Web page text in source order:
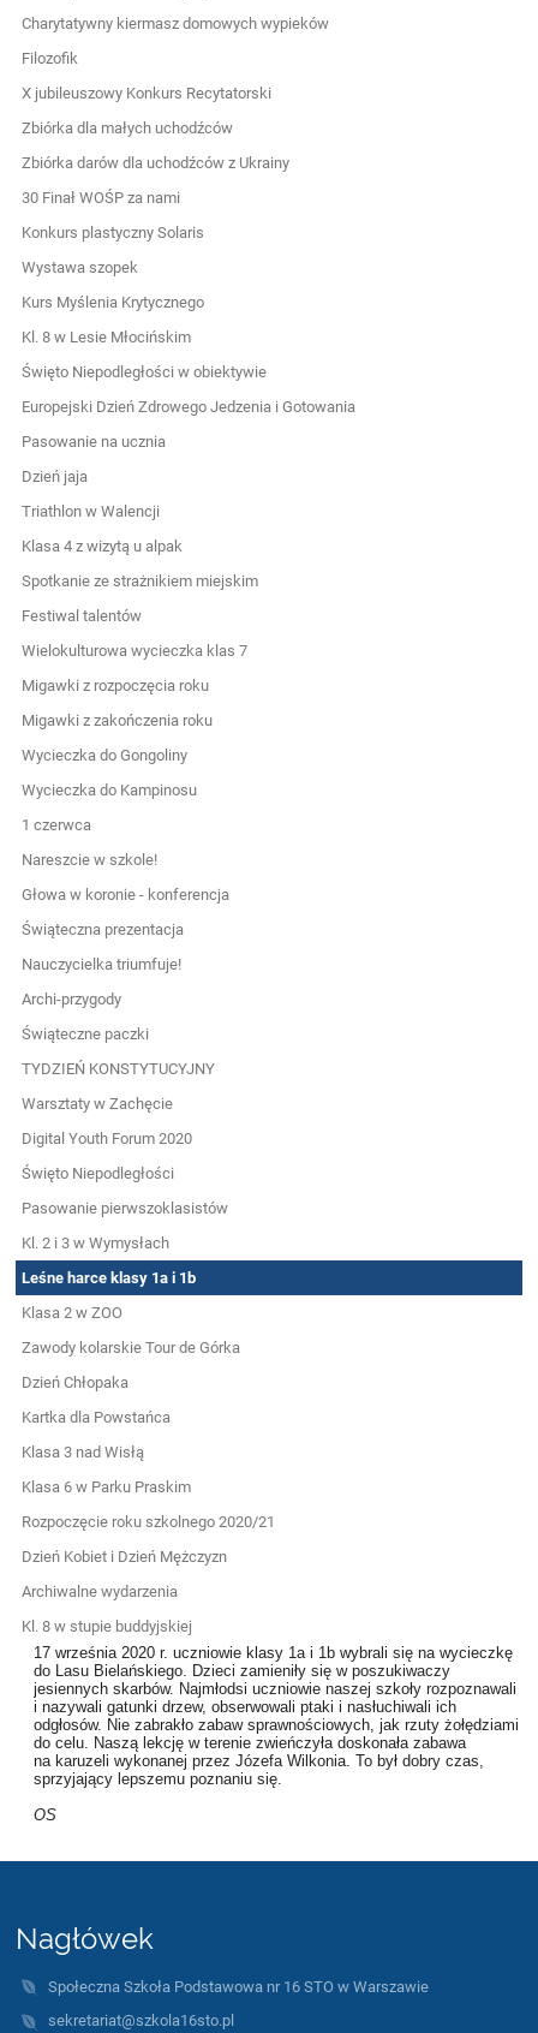
Charytatywny kiermasz domowych wypieków
Filozofik
X jubileuszowy Konkurs Recytatorski
Zbiórka dla małych uchodźców
Zbiórka darów dla uchodźców z Ukrainy
30 Finał WOŚP za nami
Konkurs plastyczny Solaris
Wystawa szopek
Kurs Myślenia Krytycznego
Kl. 8 w Lesie Młocińskim
Święto Niepodległości w obiektywie
Europejski Dzień Zdrowego Jedzenia i Gotowania
Pasowanie na ucznia
Dzień jaja
Triathlon w Walencji
Klasa 4 z wizytą u alpak
Spotkanie ze strażnikiem miejskim
Festiwal talentów
Wielokulturowa wycieczka klas 7
Migawki z rozpoczęcia roku
Migawki z zakończenia roku
Wycieczka do Gongoliny
Wycieczka do Kampinosu
1 czerwca
Nareszcie w szkole!
Głowa w koronie - konferencja
Świąteczna prezentacja
Nauczycielka triumfuje!
Archi-przygody
Świąteczne paczki
TYDZIEŃ KONSTYTUCYJNY
Warsztaty w Zachęcie
Digital Youth Forum 2020
Święto Niepodległości
Pasowanie pierwszoklasistów
Kl. 2 i 3 w Wymysłach
Leśne harce klasy 1a i 1b
Klasa 2 w ZOO
Zawody kolarskie Tour de Górka
Dzień Chłopaka
Kartka dla Powstańca
Klasa 3 nad Wisłą
Klasa 6 w Parku Praskim
Rozpoczęcie roku szkolnego 2020/21
Dzień Kobiet i Dzień Mężczyzn
Archiwalne wydarzenia
Kl. 8 w stupie buddyjskiej
17 września 2020 r. uczniowie klasy 1a i 1b wybrali się na wycieczkę
do Lasu Bielańskiego. Dzieci zamieniły się w poszukiwaczy
jesiennych skarbów. Najmłodsi uczniowie naszej szkoły rozpoznawali
i nazywali gatunki drzew, obserwowali ptaki i nasłuchiwali ich
odgłosów. Nie zabrakło zabaw sprawnościowych, jak rzuty żołędziami
do celu. Naszą lekcję w terenie zwieńczyła doskonała zabawa
na karuzeli wykonanej przez Józefa Wilkonia. To był dobry czas,
sprzyjający lepszemu poznaniu się.
OS
Nagłówek
Społeczna Szkoła Podstawowa nr 16 STO w Warszawie
sekretariat@szkola16sto.pl